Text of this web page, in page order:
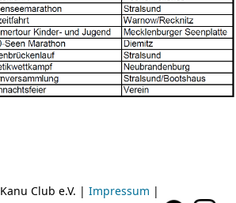
Club e.V. | Impressum |